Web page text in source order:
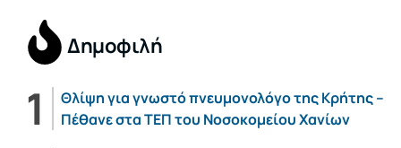
Δημοφιλή
Θλίψη για γνωστό πνευμονολόγο της Κρήτης –
Πέθανε στα ΤΕΠ του Νοσοκομείου Χανίων